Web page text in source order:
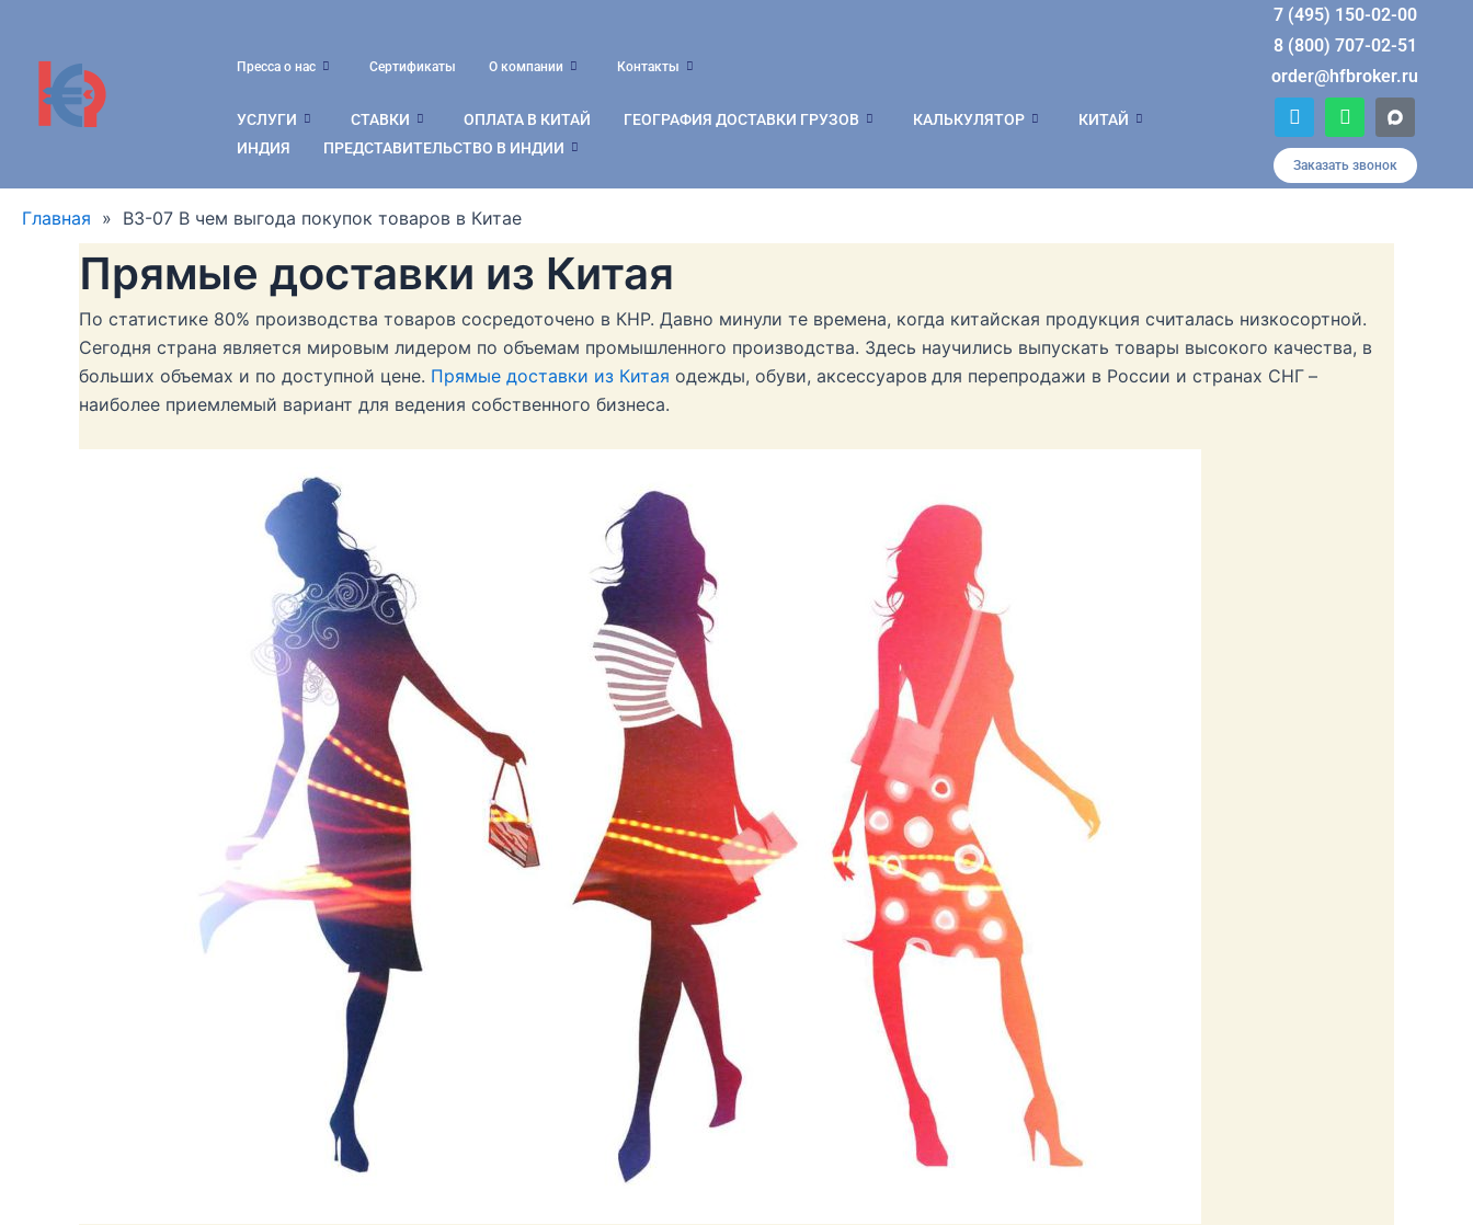
содержимому
Пресса о нас Сертификаты О компании Контакты
УСЛУГИ СТАВКИ ОПЛАТА В КИТАЙ ГЕОГРАФИЯ ДОСТАВКИ ГРУЗОВ КАЛЬКУЛЯТОР
КИТАЙ
ИНДИЯ
ПРЕДСТАВИТЕЛЬСТВО В ИНДИИ
7 (495) 150-02-00
8 (800) 707-02-51
order@hfbroker.ru
T
e
l
e
g
m
W
h
a
t
s
p
Заказать звонок
Главная » B3-07 В чем выгода покупок товаров в Китае
Прямые доставки из Китая
По статистике 80% производства товаров сосредоточено в КНР. Давно минули те времена, когда китайская продукция считалась низкосортной.
Сегодня страна является мировым лидером по объемам промышленного производства. Здесь научились выпускать товары высокого качества, в
больших объемах и по доступной цене. Прямые доставки из Китая одежды, обуви, аксессуаров для перепродажи в России и странах СНГ –
наиболее приемлемый вариант для ведения собственного бизнеса.